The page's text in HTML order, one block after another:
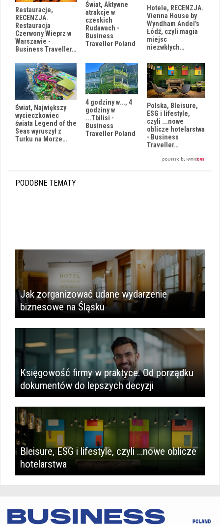
Restauracje,
RECENZJA.
Restauracja
Czerwony Wieprz w
Warszawie -
Business Traveller…
Świat, Aktywne
atrakcje w
czeskich
Rudawach -
Business
Traveller Poland
Hotele, RECENZJA.
Vienna House by
Wyndham Andel's
Łódź, czyli magia
miejsc
niezwkłych…
Świat, Największy
wycieczkowiec
świata Legend of the
Seas wyruszył z
Turku na Morze…
4 godziny w..., 4
godziny w
...Tbilisi -
Business
Traveller Poland
Polska, Bleisure,
ESG i lifestyle,
czyli ...nowe
oblicze hotelarstwa
- Business
Traveller…
PODOBNE TEMATY
Jak zorganizować udane wydarzenie
biznesowe na Śląsku
Księgowość firmy w praktyce. Od porządku
dokumentów do lepszych decyzji
Bleisure, ESG i lifestyle, czyli …nowe oblicze
hotelarstwa